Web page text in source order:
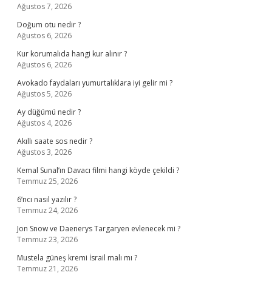
Ağustos 7, 2026
Doğum otu nedir ?
Ağustos 6, 2026
Kur korumalıda hangi kur alınır ?
Ağustos 6, 2026
Avokado faydaları yumurtalıklara iyi gelir mi ?
Ağustos 5, 2026
Ay düğümü nedir ?
Ağustos 4, 2026
Akıllı saate sos nedir ?
Ağustos 3, 2026
Kemal Sunal’ın Davacı filmi hangi köyde çekildi ?
Temmuz 25, 2026
6’ncı nasıl yazılır ?
Temmuz 24, 2026
Jon Snow ve Daenerys Targaryen evlenecek mi ?
Temmuz 23, 2026
Mustela güneş kremi İsrail malı mı ?
Temmuz 21, 2026